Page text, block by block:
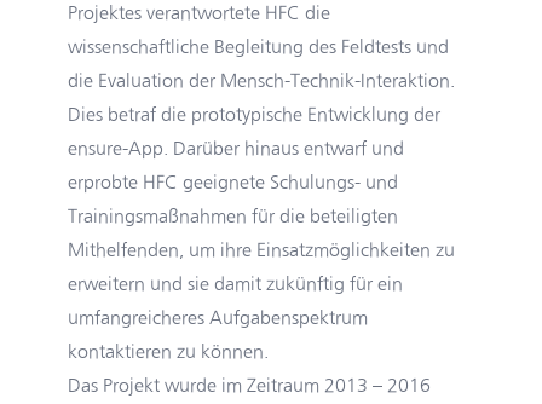
Projektes verantwortete HFC die
wissenschaftliche Begleitung des Feldtests und
die Evaluation der Mensch-Technik-Interaktion.
Dies betraf die prototypische Entwicklung der
ensure-App. Darüber hinaus entwarf und
erprobte HFC geeignete Schulungs- und
Trainingsmaßnahmen für die beteiligten
Mithelfenden, um ihre Einsatzmöglichkeiten zu
erweitern und sie damit zukünftig für ein
umfangreicheres Aufgabenspektrum
kontaktieren zu können.
Das Projekt wurde im Zeitraum 2013 – 2016